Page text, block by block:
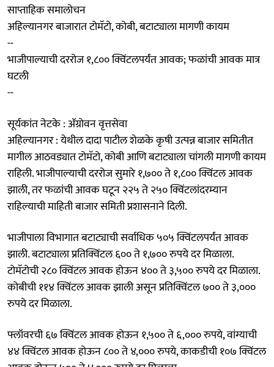
साप्ताहिक समालोचन
अहिल्यानगर बाजारात टोमॅटो, कोबी, बटाट्याला मागणी कायम
--
भाजीपाल्याची दररोज १,८०० क्विंटलपर्यंत आवक; फळांची आवक मात्र
घटली
--
सूर्यकांत नेटके : ॲग्रोवन वृत्तसेवा
अहिल्यानगर : येथील दादा पाटील शेळके कृषी उत्पन्न बाजार समितीत
मागील आठवड्यात टोमॅटो, कोबी आणि बटाट्याला चांगली मागणी कायम
राहिली. भाजीपाल्याची दररोज सुमारे १,७०० ते १,८०० क्विंटल आवक
झाली, तर फळांची आवक घटून २२५ ते २५० क्विंटलांदरम्यान
राहिल्याची माहिती बाजार समिती प्रशासनाने दिली.
भाजीपाला विभागात बटाट्याची सर्वाधिक ५०५ क्विंटलपर्यंत आवक
झाली. बटाट्याला प्रतिक्विंटल ६०० ते १,७०० रुपये दर मिळाला.
टोमॅटोची २८० क्विंटल आवक होऊन ४०० ते ३,५०० रुपये दर मिळाला.
कोबीची ११४ क्विंटल आवक झाली असून प्रतिक्विंटल ७०० ते ३,०००
रुपये दर मिळाला.
फ्लॉवरची ६७ क्विंटल आवक होऊन १,५०० ते ६,००० रुपये, वांग्याची
४४ क्विंटल आवक होऊन ८०० ते ४,००० रुपये, काकडीची १०७ क्विंटल